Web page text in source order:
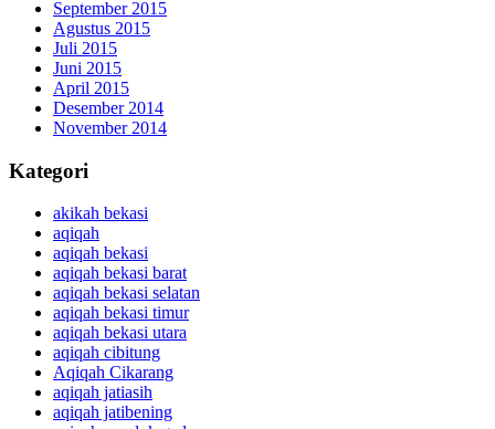
September 2015
Agustus 2015
Juli 2015
Juni 2015
April 2015
Desember 2014
November 2014
Kategori
akikah bekasi
aqiqah
aqiqah bekasi
aqiqah bekasi barat
aqiqah bekasi selatan
aqiqah bekasi timur
aqiqah bekasi utara
aqiqah cibitung
Aqiqah Cikarang
aqiqah jatiasih
aqiqah jatibening